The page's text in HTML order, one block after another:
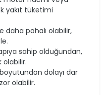
yakıt tüketimi
daha pahalı olabilir,
sahip olduğundan,
olabilir.
dolayı dar
olabilir.